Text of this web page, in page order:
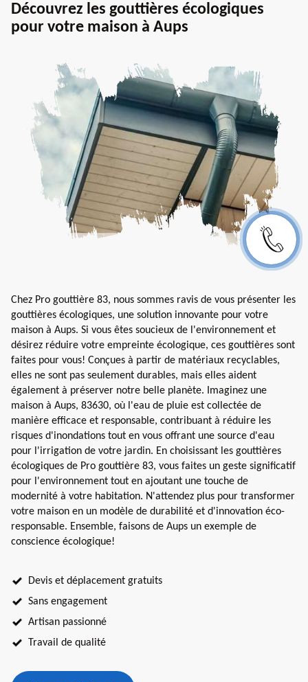
Découvrez les gouttières écologiques
pour votre maison à Aups
Chez Pro gouttière 83, nous sommes ravis de vous présenter les
gouttières écologiques, une solution innovante pour votre
maison à Aups. Si vous êtes soucieux de l'environnement et
désirez réduire votre empreinte écologique, ces gouttières sont
faites pour vous! Conçues à partir de matériaux recyclables,
elles ne sont pas seulement durables, mais elles aident
également à préserver notre belle planète. Imaginez une
maison à Aups, 83630, où l'eau de pluie est collectée de
manière efficace et responsable, contribuant à réduire les
risques d'inondations tout en vous offrant une source d'eau
pour l'irrigation de votre jardin. En choisissant les gouttières
écologiques de Pro gouttière 83, vous faites un geste significatif
pour l'environnement tout en ajoutant une touche de
modernité à votre habitation. N'attendez plus pour transformer
votre maison en un modèle de durabilité et d'innovation éco-
responsable. Ensemble, faisons de Aups un exemple de
conscience écologique!
Devis et déplacement gratuits
Sans engagement
Artisan passionné
Travail de qualité